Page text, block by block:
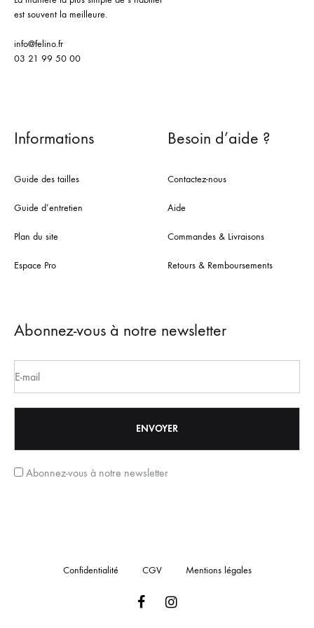
est souvent la meilleure.
info@felino.fr
03 21 99 50 00
Informations
Guide des tailles
Guide d’entretien
Plan du site
Espace Pro
Besoin d’aide ?
Contactez-nous
Aide
Commandes & Livraisons
Retours & Remboursements
Abonnez-vous à notre newsletter
Abonnez-vous à notre newsletter
Confidentialité CGV Mentions légales
FacebookInstagram